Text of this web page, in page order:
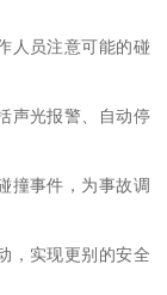
人员注意可能的碰
声光报警、自动停
撞事件，为事故调
，实现更别的安全